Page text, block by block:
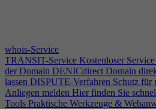
whois-Service
TRANSIT-Service Kostenloser
der Domain DENICdirect Domain
lassen DISPUTE-Verfahren Schutz für
Anliegen melden Hier finden Sie
Tools Praktische Werkzeuge &